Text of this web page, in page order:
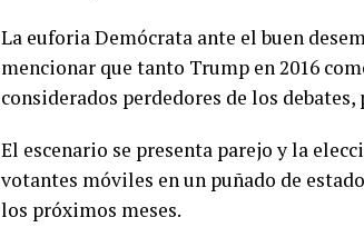
La euforia Demócrata ante el buen
mencionar que tanto Trump en 2016
considerados perdedores de los
El escenario se presenta parejo y la
votantes móviles en un puñado de
los próximos meses.